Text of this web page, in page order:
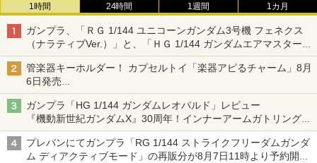
1時間 24時間 1週間 1カ月
ガンプラ、「ＲＧ 1/144 ユニコーンガンダム3号機 フェネクス
（ナラティブVer.）」と、「ＨＧ 1/144 ガンダムエアマスターバ
ースト」再販
管楽器キーホルダー！ カプセルトイ「楽器アピるチャーム」8月
6日発売
チューバ、テナサクなど5種各3色
ガンプラ「HG 1/144 ガンダムレオパルド」レビュー
『機動新世紀ガンダムX』30周年！インナーアームガトリングの
変形機構まで再現し最新フォーマットでキット化！
プレバンにてガンプラ「RG 1/144 ストライクフリーダムガンダ
ム ディアクティブモード」の再販分が8月7日11時より予約開